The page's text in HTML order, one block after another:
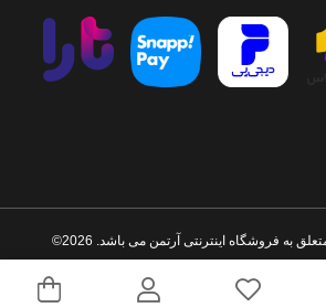
به فروشگاه اینترنتی آرتمن می باشد. 2026©